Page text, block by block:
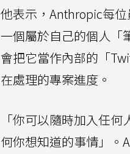
他表示，Anthropic每
一個屬於自己的個人「
會把它當作內部的「
在處理的專案進度。
「你可以隨時加入任
何你想知道的事情」。